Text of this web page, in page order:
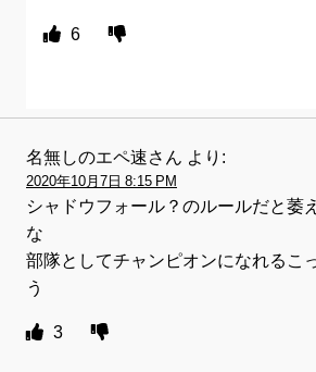
6
名無しのエペ速さん より:
2020年10月7日 8:15 PM
シャドウフォール？のルールだと萎
な
部隊としてチャンピオンになれるこ
う
3